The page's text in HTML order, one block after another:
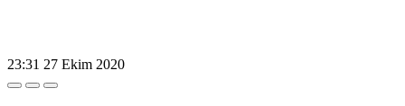
23:31 27 Ekim 2020